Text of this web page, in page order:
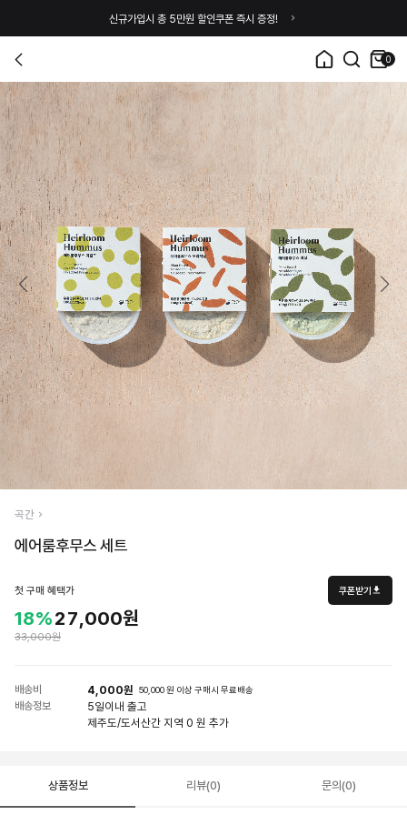
신규가입시 총 5만원 할인쿠폰 즉시 증정!
0
곡간
에어룸후무스 세트
첫 구매 혜택가 쿠폰받기
18%27,000원
33,000원
배송비 4,000원 50,000 원 이상 구매시 무료배송
배송정보 5일이내 출고
제주도/도서산간 지역 0 원 추가
상품정보 리뷰(0) 문의(0)